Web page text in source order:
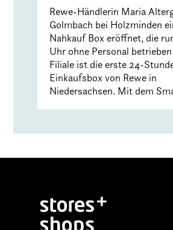
Rewe-Händlerin Maria
Golmbach bei Holzminden
Nahkauf Box eröffnet, die
Uhr ohne Personal
Filiale ist die erste 24-
Einkaufsbox von Rewe in
Niedersachsen. Mit dem